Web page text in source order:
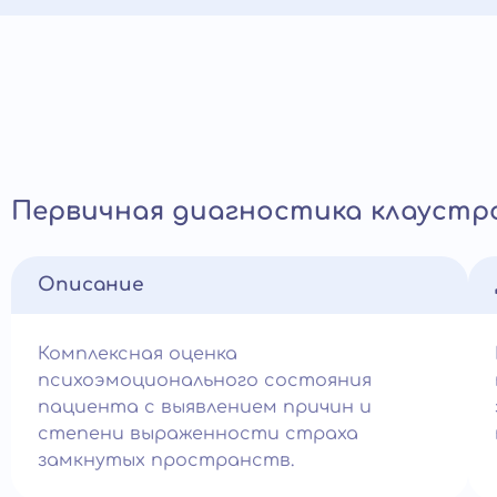
Первичная диагностика
Описание
Комплексная оценка
психоэмоционального состояния
пациента с выявлением причин и
степени выраженности страха
замкнутых пространств.